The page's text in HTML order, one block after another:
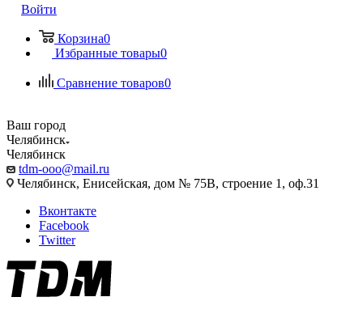
Войти
Корзина0
Избранные товары0
Сравнение товаров0
Ваш город
Челябинск
Челябинск
tdm-ooo@mail.ru
Челябинск, Енисейская, дом № 75В, строение 1, оф.31
Вконтакте
Facebook
Twitter